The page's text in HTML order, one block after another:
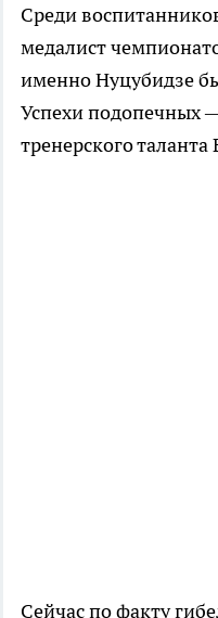
Среди
медалист
именно Нуцубидзе
Успехи подопечных
тренерского
Сейчас по факту